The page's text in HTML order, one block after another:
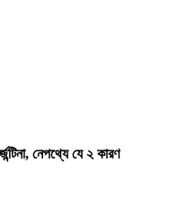
নেপথ্যে যে ২ কারণ